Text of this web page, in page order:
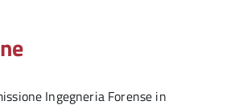
Ingegneria Forense in